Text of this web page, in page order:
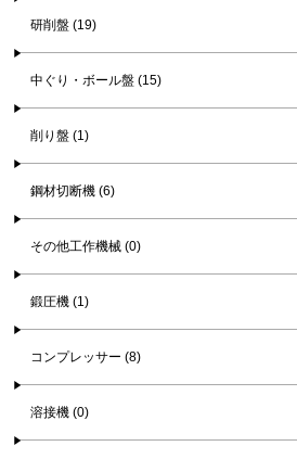
研削盤 (19)
中ぐり・ボール盤 (15)
削り盤 (1)
鋼材切断機 (6)
その他工作機械 (0)
鍛圧機 (1)
コンプレッサー (8)
溶接機 (0)